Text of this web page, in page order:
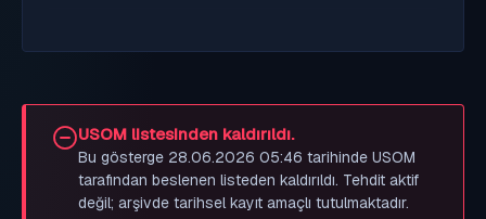
USOM listesinden kaldırıldı.
Bu gösterge 28.06.2026 05:46 tarihinde USOM
tarafından beslenen listeden kaldırıldı. Tehdit aktif
değil; arşivde tarihsel kayıt amaçlı tutulmaktadır.